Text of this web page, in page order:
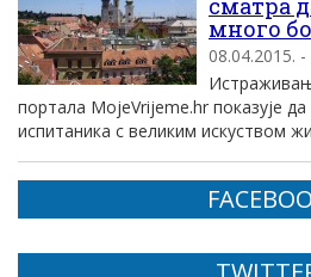
сматра
много
08.04.2015. -
портала MojeVrijeme.hr показује
испитаника с великим искуством